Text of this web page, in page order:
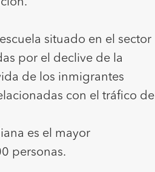
situado en el sector
por el declive de la
de los inmigrantes
con el tráfico de
es el mayor
personas.